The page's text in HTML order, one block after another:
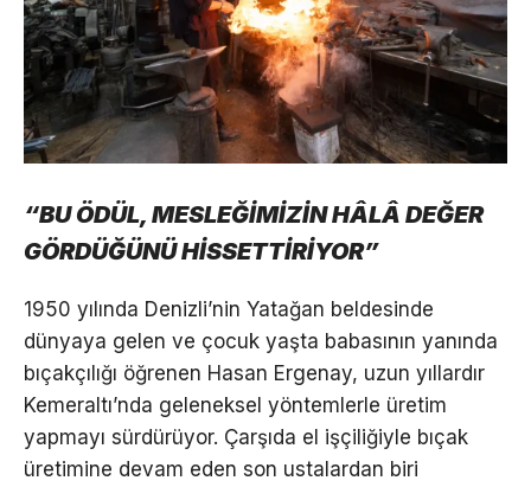
“BU ÖDÜL, MESLEĞİMİZİN HÂLÂ DEĞER
GÖRDÜĞÜNÜ HİSSETTİRİYOR”
1950 yılında Denizli’nin Yatağan beldesinde
dünyaya gelen ve çocuk yaşta babasının yanında
bıçakçılığı öğrenen Hasan Ergenay, uzun yıllardır
Kemeraltı’nda geleneksel yöntemlerle üretim
yapmayı sürdürüyor. Çarşıda el işçiliğiyle bıçak
üretimine devam eden son ustalardan biri